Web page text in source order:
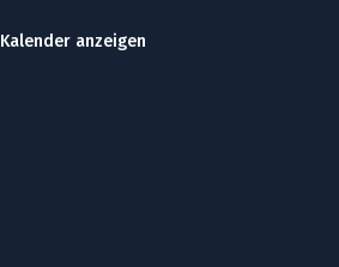
Kalender anzeigen